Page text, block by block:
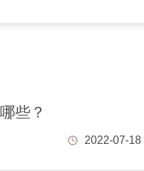
些？
2022-07-18